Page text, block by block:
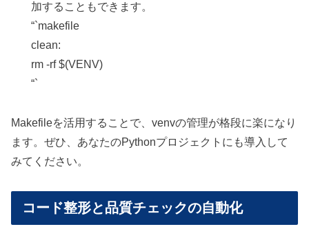
加することもできます。
“`makefile
clean:
rm -rf $(VENV)
“`
Makefileを活用することで、venvの管理が格段に楽になり
ます。ぜひ、あなたのPythonプロジェクトにも導入して
みてください。
コード整形と品質チェックの自動化